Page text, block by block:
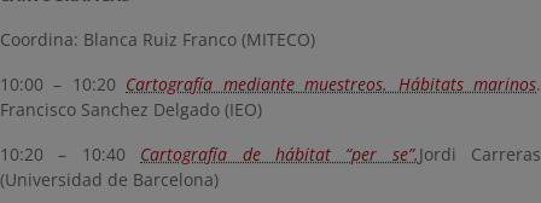
Coordina: Blanca Ruiz Franco (MITECO)
10:00 – 10:20 Cartografía mediante muestreos. Hábitats marinos.
Francisco Sanchez Delgado (IEO)
10:20 – 10:40 Cartografía de hábitat “per se”.Jordi Carreras
(Universidad de Barcelona)